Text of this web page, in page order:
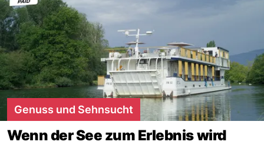
Genuss und Sehnsucht
Wenn der See zum Erlebnis wird